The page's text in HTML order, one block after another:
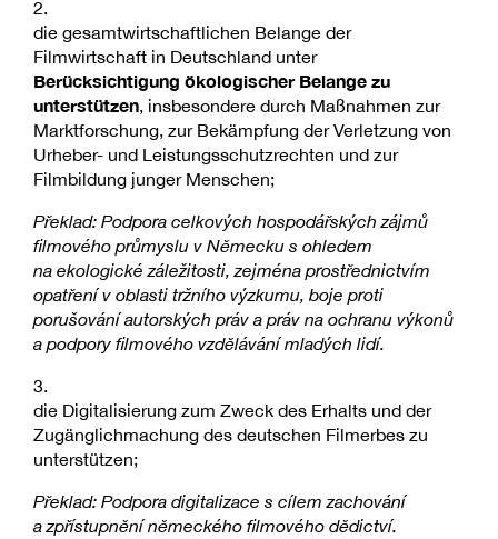
2.
die gesamtwirtschaftlichen Belange der
Filmwirtschaft in Deutschland unter
Berücksichtigung ökologischer Belange zu
unterstützen, insbesondere durch Maßnahmen zur
Marktforschung, zur Bekämpfung der Verletzung von
Urheber- und Leistungsschutzrechten und zur
Filmbildung junger Menschen;
Překlad: Podpora celkových hospodářských zájmů
filmového průmyslu v Německu s ohledem
na ekologické záležitosti, zejména prostřednictvím
opatření v oblasti tržního výzkumu, boje proti
porušování autorských práv a práv na ochranu výkonů
a podpory filmového vzdělávání mladých lidí.
3.
die Digitalisierung zum Zweck des Erhalts und der
Zugänglichmachung des deutschen Filmerbes zu
unterstützen;
Překlad: Podpora digitalizace s cílem zachování
a zpřístupnění německého filmového dědictví.